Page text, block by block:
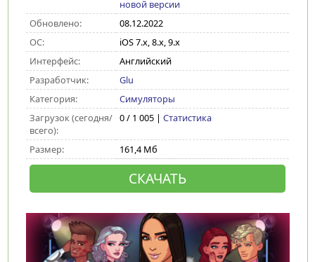
новой версии
Обновлено:
08.12.2022
ОС:
iOS 7.x, 8.x, 9.x
Интерфейс:
Английский
Разработчик:
Glu
Категория:
Симуляторы
Загрузок (сегодня/
всего):
0 / 1 005 | Статистика
Размер: 161,4 Мб
СКАЧАТЬ